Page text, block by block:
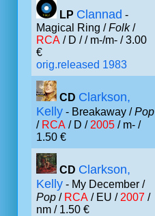
LP Clannad -
Magical Ring /Folk/
RCA / D // m-/m- / 3.00
€
orig.released 1983
CD Clarkson,
Kelly - Breakaway /Pop
/ RCA / D / 2005 / m- /
1.50 €
CD Clarkson,
Kelly - My December /
Pop / RCA / EU / 2007 /
nm / 1.50 €